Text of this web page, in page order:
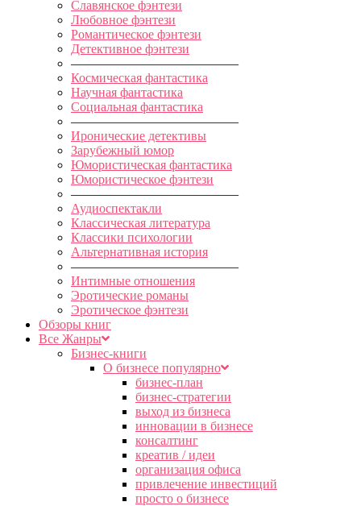
Славянское фэнтези
Любовное фэнтези
Романтическое фэнтези
Детективное фэнтези
—————————————
Космическая фантастика
Научная фантастика
Социальная фантастика
—————————————
Иронические детективы
Зарубежный юмор
Юмористическая фантастика
Юмористическое фэнтези
—————————————
Аудиоспектакли
Классическая литература
Классики психологии
Альтернативная история
—————————————
Интимные отношения
Эротические романы
Эротическое фэнтези
Обзоры книг
Все Жанры
Бизнес-книги
О бизнесе популярно
бизнес-план
бизнес-стратегии
выход из бизнеса
инновации в бизнесе
консалтинг
креатив / идеи
организация офиса
привлечение инвестиций
просто о бизнесе